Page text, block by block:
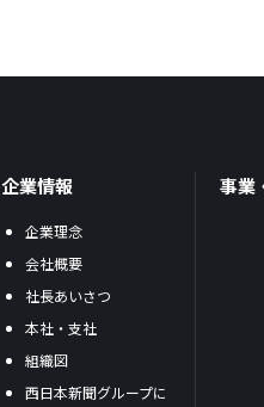
企業情報
企業理念
会社概要
社長あいさつ
本社・支社
組織図
西日本新聞グループに
事業